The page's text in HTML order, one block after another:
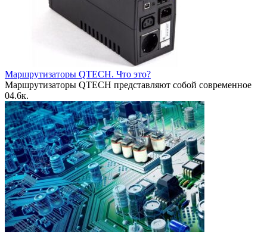
Маршрутизаторы QTECH. Что это?
Маршрутизаторы QTECH представляют собой современное
04.6к.